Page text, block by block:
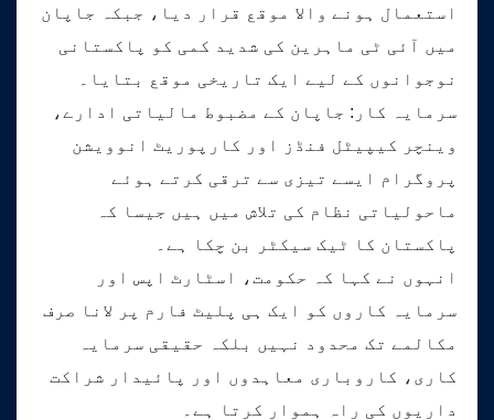
استعمال ہونے والا موقع قرار دیا، جبکہ جاپان
میں آئی ٹی ماہرین کی شدید کمی کو پاکستانی
نوجوانوں کے لیے ایک تاریخی موقع بتایا۔
سرمایہ کار: جاپان کے مضبوط مالیاتی ادارے،
وینچر کیپیٹل فنڈز اور کارپوریٹ انوویشن
پروگرام ایسے تیزی سے ترقی کرتے ہوئے
ماحولیاتی نظام کی تلاش میں ہیں جیسا کہ
پاکستان کا ٹیک سیکٹر بن چکا ہے۔
انہوں نے کہا کہ حکومت، اسٹارٹ اپس اور
سرمایہ کاروں کو ایک ہی پلیٹ فارم پر لانا صرف
مکالمے تک محدود نہیں بلکہ حقیقی سرمایہ
کاری، کاروباری معاہدوں اور پائیدار شراکت
داریوں کی راہ ہموار کرتا ہے۔